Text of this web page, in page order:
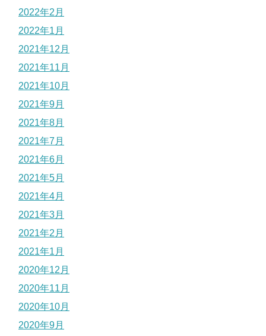
2022年2月
2022年1月
2021年12月
2021年11月
2021年10月
2021年9月
2021年8月
2021年7月
2021年6月
2021年5月
2021年4月
2021年3月
2021年2月
2021年1月
2020年12月
2020年11月
2020年10月
2020年9月